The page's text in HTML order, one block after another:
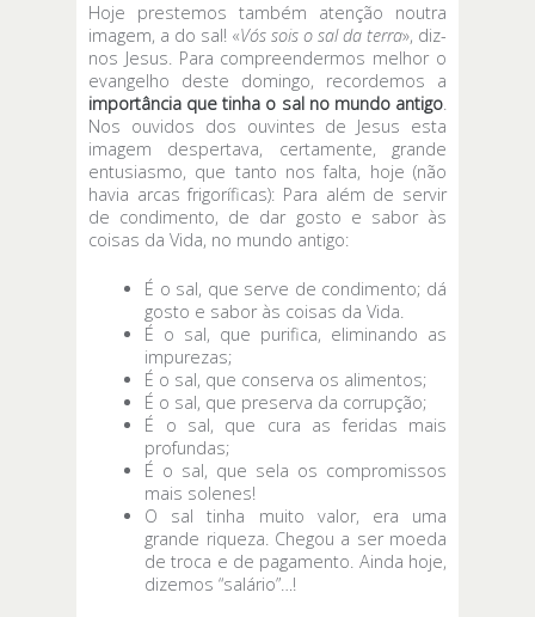
Hoje prestemos também atenção noutra
imagem, a do sal! «Vós sois o sal da terra», diz-
nos Jesus. Para compreendermos melhor o
evangelho deste domingo, recordemos a
importância que tinha o sal no mundo antigo.
Nos ouvidos dos ouvintes de Jesus esta
imagem despertava, certamente, grande
entusiasmo, que tanto nos falta, hoje (não
havia arcas frigoríficas): Para além de servir
de condimento, de dar gosto e sabor às
coisas da Vida, no mundo antigo:
É o sal, que serve de condimento; dá
gosto e sabor às coisas da Vida.
É o sal, que purifica, eliminando as
impurezas;
É o sal, que conserva os alimentos;
É o sal, que preserva da corrupção;
É o sal, que cura as feridas mais
profundas;
É o sal, que sela os compromissos
mais solenes!
O sal tinha muito valor, era uma
grande riqueza. Chegou a ser moeda
de troca e de pagamento. Ainda hoje,
dizemos “salário”…!